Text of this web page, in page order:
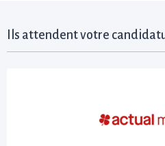
Ils attendent votre